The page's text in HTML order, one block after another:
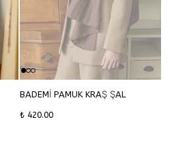
BADEMİ PAMUK KRAŞ ŞAL
₺ 420.00